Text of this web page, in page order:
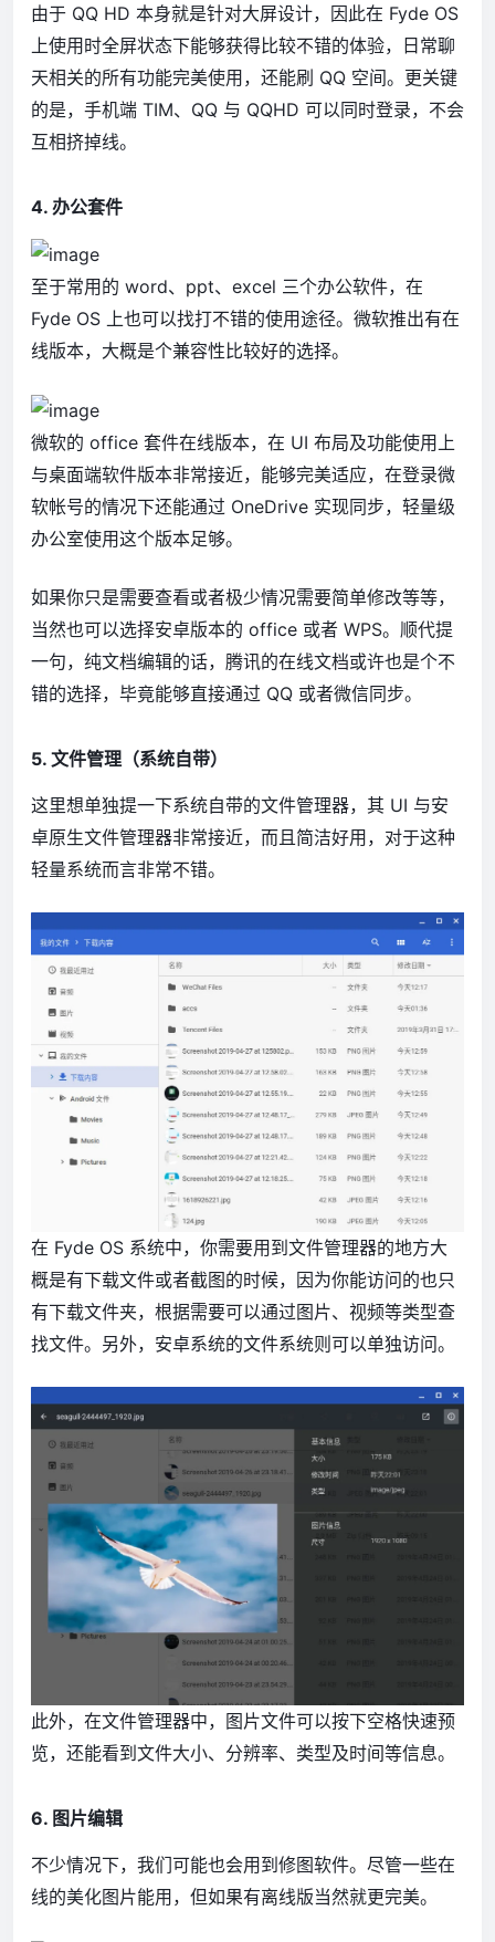
由于 QQ HD 本身就是针对大屏设计，因此在 Fyde OS
上使用时全屏状态下能够获得比较不错的体验，日常聊
天相关的所有功能完美使用，还能刷 QQ 空间。更关键
的是，手机端 TIM、QQ 与 QQHD 可以同时登录，不会
互相挤掉线。
4. 办公套件
至于常用的 word、ppt、excel 三个办公软件，在
Fyde OS 上也可以找打不错的使用途径。微软推出有在
线版本，大概是个兼容性比较好的选择。
微软的 office 套件在线版本，在 UI 布局及功能使用上
与桌面端软件版本非常接近，能够完美适应，在登录微
软帐号的情况下还能通过 OneDrive 实现同步，轻量级
办公室使用这个版本足够。
如果你只是需要查看或者极少情况需要简单修改等等，
当然也可以选择安卓版本的 office 或者 WPS。顺代提
一句，纯文档编辑的话，腾讯的在线文档或许也是个不
错的选择，毕竟能够直接通过 QQ 或者微信同步。
5. 文件管理（系统自带）
这里想单独提一下系统自带的文件管理器，其 UI 与安
卓原生文件管理器非常接近，而且简洁好用，对于这种
轻量系统而言非常不错。
在 Fyde OS 系统中，你需要用到文件管理器的地方大
概是有下载文件或者截图的时候，因为你能访问的也只
有下载文件夹，根据需要可以通过图片、视频等类型查
找文件。另外，安卓系统的文件系统则可以单独访问。
此外，在文件管理器中，图片文件可以按下空格快速预
览，还能看到文件大小、分辨率、类型及时间等信息。
6. 图片编辑
不少情况下，我们可能也会用到修图软件。尽管一些在
线的美化图片能用，但如果有离线版当然就更完美。